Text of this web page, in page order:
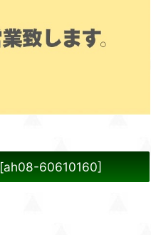
[ah08-60610160]